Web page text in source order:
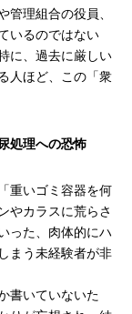
管理組合の役員、
いるのではない
に、過去に厳しい
人ほど、この「衆
処理への恐怖
重いゴミ容器を何
やカラスに荒らさ
った、肉体的にハ
まう未経験者が非
書いていないた